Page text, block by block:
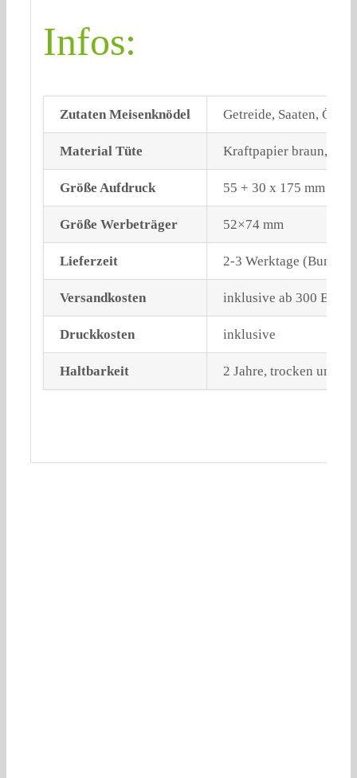
Infos:
Zutaten Meisenknödel Getreide, Saaten, Öle
Material Tüte Kraftpapier braun,
Größe Aufdruck 55 + 30 x 175 mm
Größe Werbeträger 52×74 mm
Lieferzeit 2-3 Werktage
Versandkosten inklusive ab 300 Euro
Druckkosten inklusive
Haltbarkeit 2 Jahre, trocken und